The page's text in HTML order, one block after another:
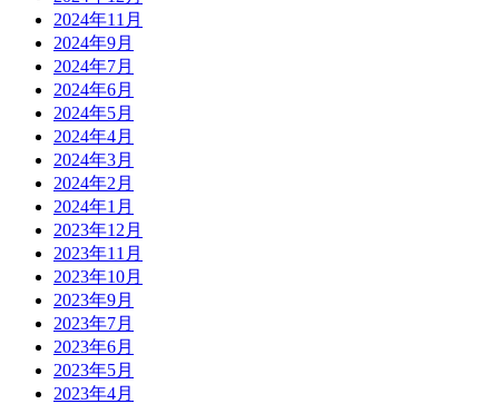
2024年11月
2024年9月
2024年7月
2024年6月
2024年5月
2024年4月
2024年3月
2024年2月
2024年1月
2023年12月
2023年11月
2023年10月
2023年9月
2023年7月
2023年6月
2023年5月
2023年4月